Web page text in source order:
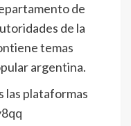
de
de la
temas
argentina.
las plataformas